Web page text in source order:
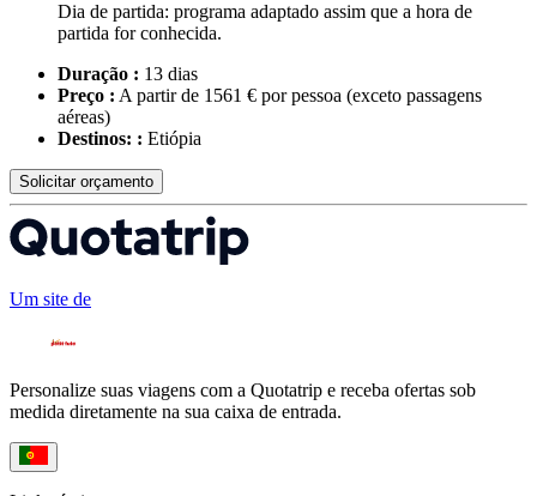
Dia de partida: programa adaptado assim que a hora de
partida for conhecida.
Duração : 13 dias
Preço : A partir de 1561 € por pessoa (exceto passagens
aéreas)
Destinos: : Etiópia
Solicitar orçamento
Um site de
Personalize suas viagens com a Quotatrip e receba ofertas sob
medida diretamente na sua caixa de entrada.